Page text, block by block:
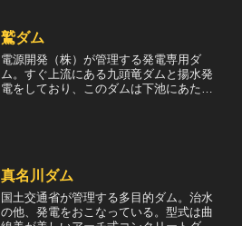
鷲ダム
電源開発（株）が管理する発電専用ダ
ム。すぐ上流にある九頭竜ダムと揚水発
電をしており、このダムは下池にあた
真名川ダム
国土交通省が管理する多目的ダム。治水
の他、発電をおこなっている。型式は曲